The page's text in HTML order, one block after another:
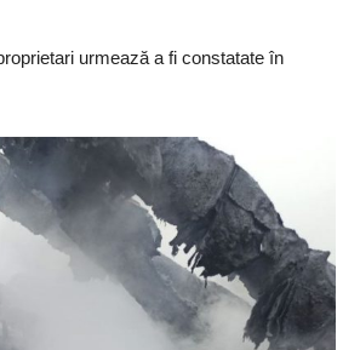
urmează a fi constatate în